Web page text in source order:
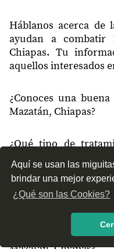
Aquí se usan las
brindar una mejor
¿Qué son las Cookies?
Háblanos acerca de
ayudan a combatir
Chiapas. Tu
aquellos interesados
¿Conoces una
Mazatán, Chiapas?
¿Qué tipo de
Chiapas?
¿Cómo es el
encontrar en Mazatán,
¿Recomiendas las